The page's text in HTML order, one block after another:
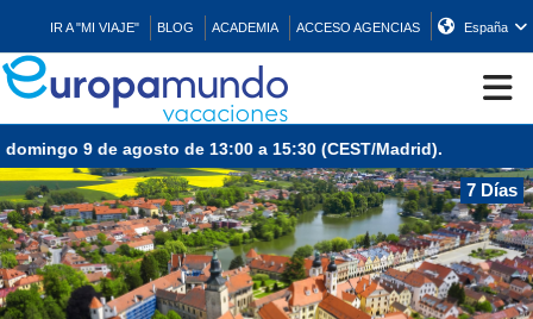
IR A "MI VIAJE" BLOG ACADEMIA ACCESO AGENCIAS España
CRUCEROS
EUROPA
ASIA
9 de agosto de 13:00 a 15:30 (CEST/Madrid).
7 Días